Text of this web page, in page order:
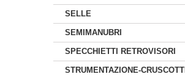
SELLE
SEMIMANUBRI
SPECCHIETTI RETROVISORI
STRUMENTAZIONE-CRUSCOTTI